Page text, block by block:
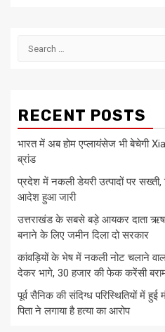
Search
RECENT POSTS
भारत में अब होम एप्लायंसेज भी बेचेगी
ब्रांड
प्रदेश में नकली डेयरी उत्पादों पर
आदेश हुआ जारी
उत्तराखंड के सबसे बड़े आयकर दाता
बनाने के लिए जमीन दिला दो सरकार
कांवड़ियों के भेष में नकली नोट चलाने
देकर भागे, 30 हजार की फेक करेंसी
पूर्व सैनिक की संदिग्ध परिस्थितियों में
पिता ने लगाया है हत्या का आरोप